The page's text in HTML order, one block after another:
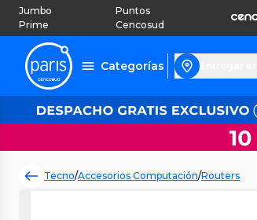
Jumbo
Prime
Puntos
Cencosud
Categorías
Tecno/Accesorios Computación/Routers